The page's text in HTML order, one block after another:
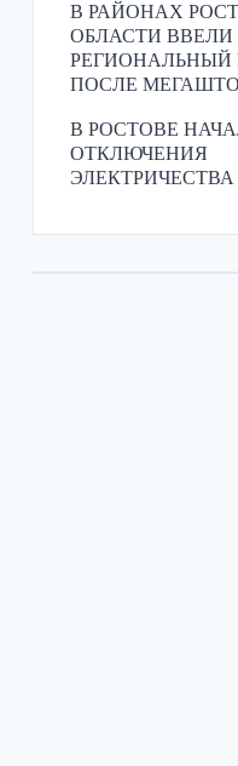
В РАЙОНАХ
ОБЛАСТИ ВВЕЛИ
РЕГИОНАЛЬНЫЙ
ПОСЛЕ
В РОСТОВЕ
ОТКЛЮЧЕНИЯ